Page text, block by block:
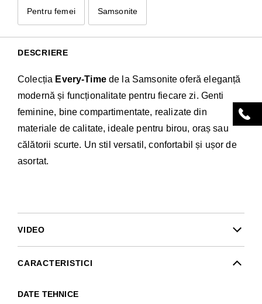
Pentru femei Samsonite
DESCRIERE
Colecția Every-Timede la Samsonite oferă eleganță
modernă și funcționalitate pentru fiecare zi. Genti
feminine, bine compartimentate, realizate din
materiale de calitate, ideale pentru birou, oraș sau
călătorii scurte. Un stil versatil, confortabil și ușor de
asortat.
VIDEO
CARACTERISTICI
DATE TEHNICE